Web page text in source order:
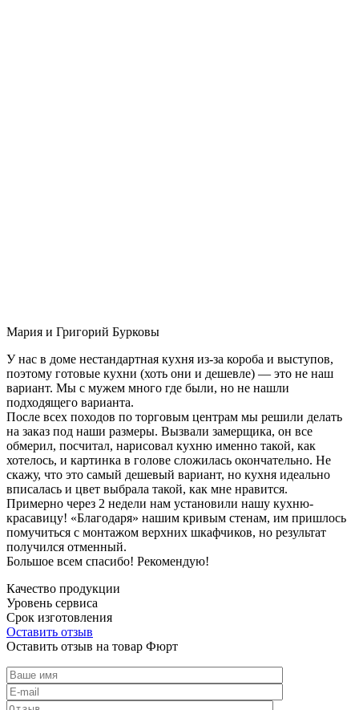
Мария и Григорий Бурковы
У нас в доме нестандартная кухня из-за короба и выступов,
поэтому готовые кухни (хоть они и дешевле) — это не наш
вариант. Мы с мужем много где были, но не нашли
подходящего варианта.
После всех походов по торговым центрам мы решили делать
на заказ под наши размеры. Вызвали замерщика, он все
обмерил, посчитал, нарисовал кухню именно такой, как
хотелось, и картинка в голове сложилась окончательно. Не
скажу, что это самый дешевый вариант, но кухня идеально
вписалась и цвет выбрала такой, как мне нравится.
Примерно через 2 недели нам установили нашу кухню-
красавицу! «Благодаря» нашим кривым стенам, им пришлось
помучиться с монтажом верхних шкафчиков, но результат
получился отменный.
Большое всем спасибо! Рекомендую!
Качество продукции
Уровень сервиса
Срок изготовления
Оставить отзыв
Оставить отзыв на товар Фюрт